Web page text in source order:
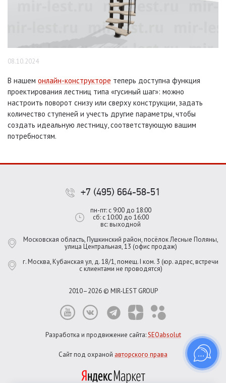
08.10.2024
В нашем онлайн-конструкторе теперь доступна функция
проектирования лестниц типа «гусиный шаг»: можно
настроить поворот снизу или сверху конструкции, задать
количество ступеней и учесть другие параметры, чтобы
создать идеальную лестницу, соответствующую вашим
потребностям.
+7 (495) 664-58-51
пн-пт: с 9:00 до 18:00
сб: с 10:00 до 16:00
вс: выходной
Московская область, Пушкинский район, посёлок Лесные Поляны,
улица Центральная, 13 (офис продаж)
г. Москва, Кубанская ул, д. 18/1, помещ. I ком. 3 (юр. адрес, встречи
с клиентами не проводятся)
2010–2026 © MIR-LEST GROUP
Разработка и продвижение сайта:SEOabsolut
Сайт под охраной авторского права